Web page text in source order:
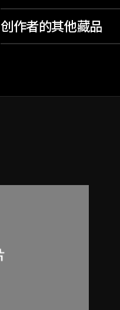
创作者的其他藏品